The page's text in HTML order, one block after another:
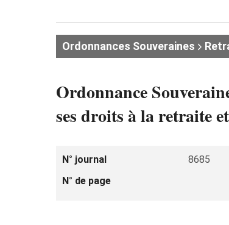
Ordonnances Souveraines
Ordonnance
ses droits à la retraite
N° journal 8685
N° de page